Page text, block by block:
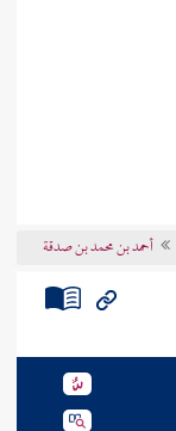
أحمد بن محمد بن صدقة